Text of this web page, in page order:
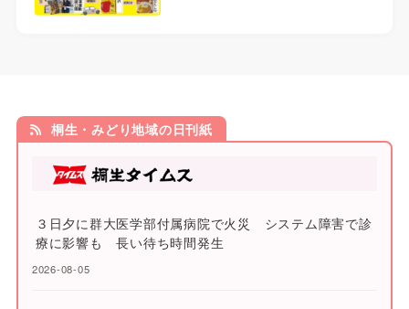
桐生・みどり地域の日刊紙
３日夕に群大医学部付属病院で火災 システム障害で診
療に影響も 長い待ち時間発生
2026-08-05